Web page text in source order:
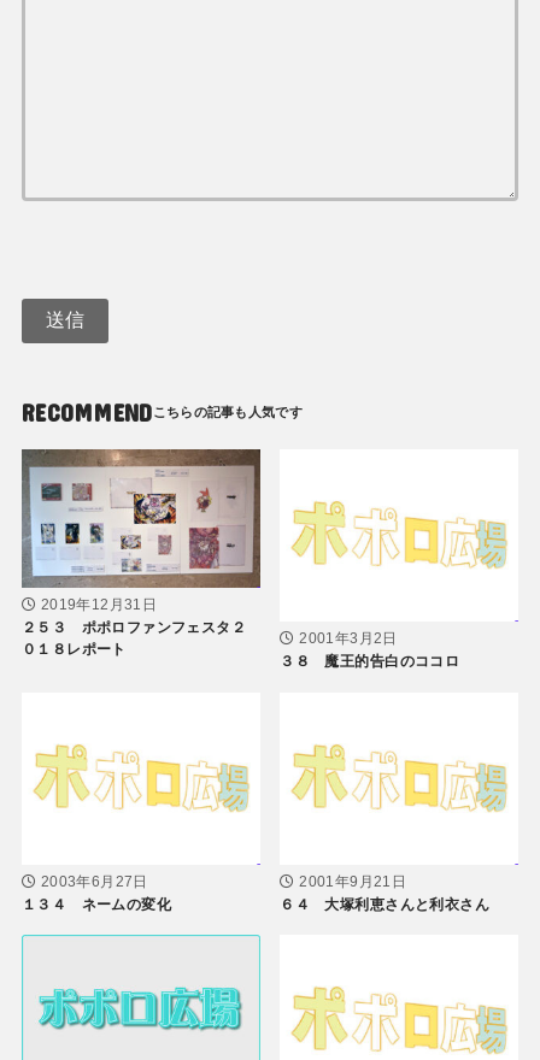
RECOMMEND
2019年12月31日
２５３ ポポロファンフェスタ２
０１８レポート
2001年3月2日
３８ 魔王的告白のココロ
2003年6月27日
１３４ ネームの変化
2001年9月21日
６４ 大塚利恵さんと利衣さん